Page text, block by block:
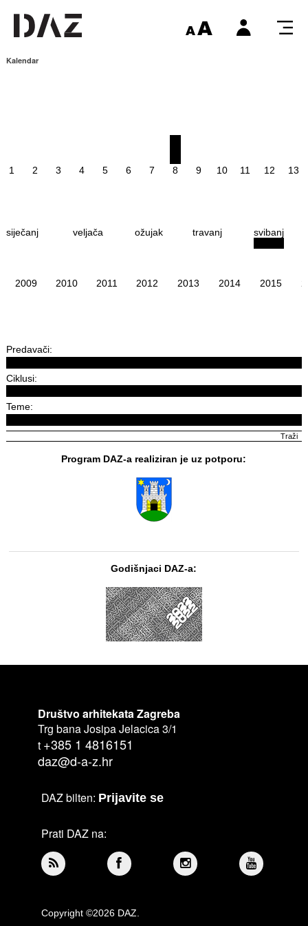
Kalendar
1 2 3 4 5 6 7 8 9 10 11 12 13
siječanj veljača ožujak travanj svibanj
2009 2010 2011 2012 2013 2014 2015
Predavači:
Ciklusi:
Teme:
Program DAZ-a realiziran je uz potporu:
Godišnjaci DAZ-a:
Društvo arhitekata Zagreba
Trg bana Josipa Jelacica 3/1
t +385 1 4816151
daz@d-a-z.hr
DAZ bilten: Prijavite se
Prati DAZ na:
Copyright ©2026 DAZ.